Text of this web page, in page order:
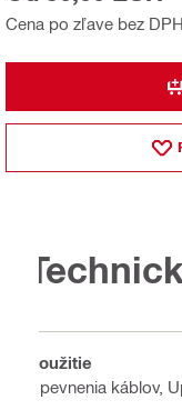
Cena po zľave bez DPH
Použitie
Upevnenia káblov,